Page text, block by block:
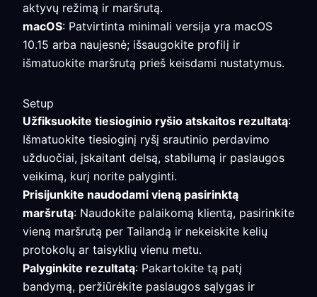
aktyvų režimą ir maršrutą.
macOS: Patvirtinta minimali versija yra macOS
10.15 arba naujesnė; išsaugokite profilį ir
išmatuokite maršrutą prieš keisdami nustatymus.
Setup
Užfiksuokite tiesioginio ryšio atskaitos rezultatą:
Išmatuokite tiesioginį ryšį srautinio perdavimo
užduočiai, įskaitant delsą, stabilumą ir paslaugos
veikimą, kurį norite palyginti.
Prisijunkite naudodami vieną pasirinktą
maršrutą: Naudokite palaikomą klientą, pasirinkite
vieną maršrutą per Tailandą ir nekeiskite kelių
protokolų ar taisyklių vienu metu.
Palyginkite rezultatą: Pakartokite tą patį
bandymą, peržiūrėkite paslaugos sąlygas ir